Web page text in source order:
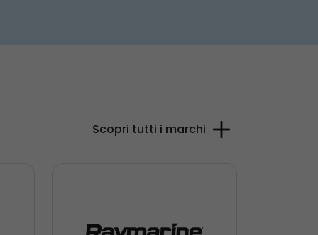
Scopri tutti i marchi